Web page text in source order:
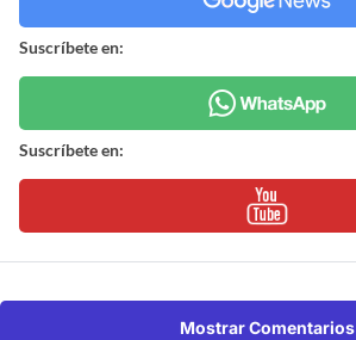
Suscríbete en:
Suscríbete en:
Mostrar Comentarios